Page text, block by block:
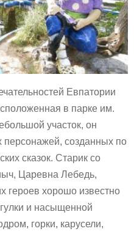
Евпатории
в парке им.
участок, он
персонажей, созданных по
сказок. Старик со
Царевна Лебедь,
героев хорошо известно
и насыщенной
горки, карусели,